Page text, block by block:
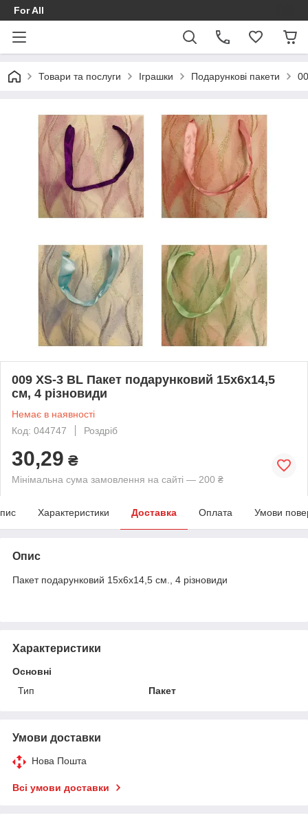
For All
Товари та послуги Іграшки Подарункові пакети
009 XS-3 BL Пакет подарунковий 15х6х14,5
см, 4 різновиди
Немає в наявності
Код: 044747
Роздріб
30,29 ₴
Мінімальна сума замовлення на сайті — 200 ₴
Характеристики Доставка Оплата Умови
Опис
Пакет подарунковий 15х6х14,5 см., 4 різновиди
Характеристики
Основні
Тип
Пакет
Умови доставки
Нова Пошта
Всі умови доставки